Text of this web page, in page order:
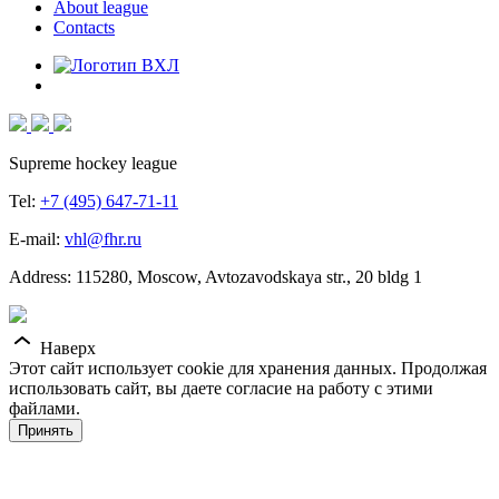
About league
Contacts
Supreme hockey league
Tel: +7 (495) 647-71-11
E-mail: vhl@fhr.ru
Address: 115280, Moscow, Avtozavodskaya str., 20 bldg 1
Наверх
Этот сайт использует cookie для хранения данных. Продолжая
использовать сайт, вы даете согласие на работу с этими
файлами.
Принять